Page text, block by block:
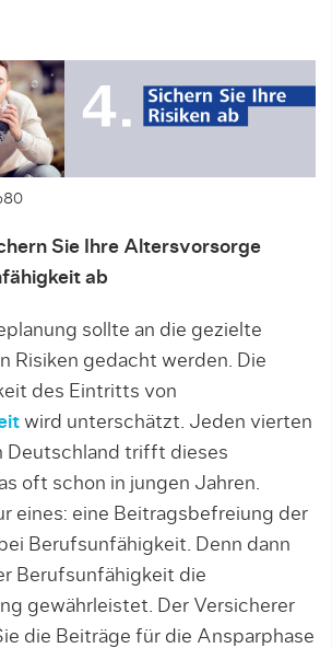
Sie Ihre Altersvorsorge
ab
sollte an die gezielte
Risiken gedacht werden. Die
des Eintritts von
wird unterschätzt. Jeden vierten
Deutschland trifft dieses
oft schon in jungen Jahren.
eines: eine Beitragsbefreiung der
Berufsunfähigkeit. Denn dann
Berufsunfähigkeit die
gewährleistet. Der Versicherer
die Beiträge für die Ansparphase